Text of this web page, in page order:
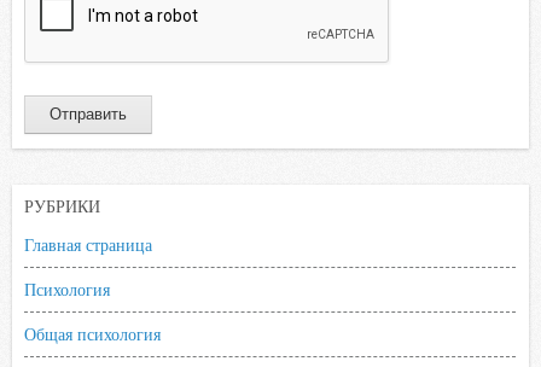
РУБРИКИ
Главная страница
Психология
Общая психология